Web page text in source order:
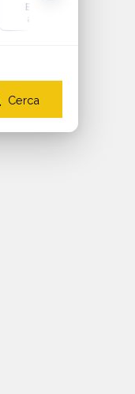
Ecologia e
ambiente
Cerca